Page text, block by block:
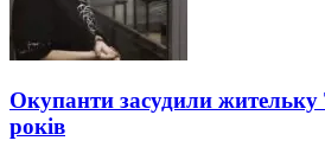
Окупанти засудили
років